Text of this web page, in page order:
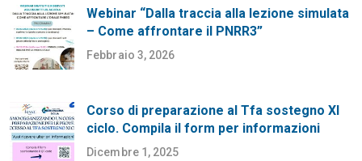
Webinar “Dalla traccia alla lezione simulata
– Come affrontare il PNRR3”
Febbraio 3, 2026
Corso di preparazione al Tfa sostegno XI
ciclo. Compila il form per informazioni
Dicembre 1, 2025